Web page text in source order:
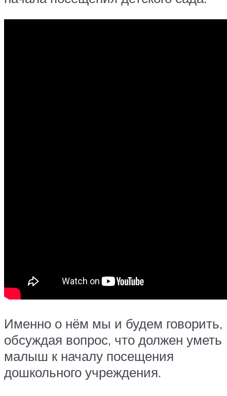
Именно о нём мы и будем говорить,
обсуждая вопрос, что должен уметь
малыш к началу посещения
дошкольного учреждения.